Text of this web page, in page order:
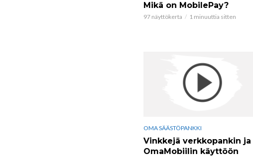
Mikä on MobilePay?
97 näyttökerta 1 minuuttia sitten
OMA SÄÄSTÖPANKKI
Vinkkejä verkkopankin ja
OmaMobiilin käyttöön